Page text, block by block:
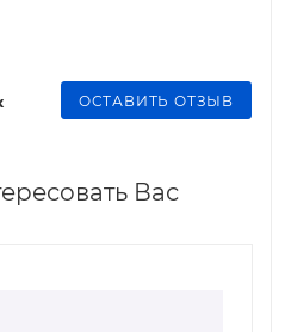
ОСТАВИТЬ ОТЗЫВ
Вас